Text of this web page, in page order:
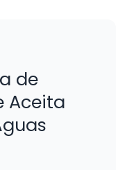
de
Aceita